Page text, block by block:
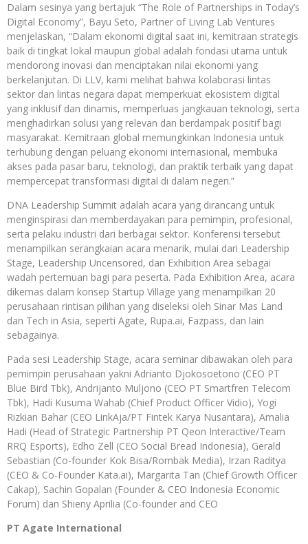
Dalam sesinya yang bertajuk “The Role of Partnerships in Today’s
Digital Economy”, Bayu Seto, Partner of Living Lab Ventures
menjelaskan, “Dalam ekonomi digital saat ini, kemitraan strategis
baik di tingkat lokal maupun global adalah fondasi utama untuk
mendorong inovasi dan menciptakan nilai ekonomi yang
berkelanjutan. Di LLV, kami melihat bahwa kolaborasi lintas
sektor dan lintas negara dapat memperkuat ekosistem digital
yang inklusif dan dinamis, memperluas jangkauan teknologi, serta
menghadirkan solusi yang relevan dan berdampak positif bagi
masyarakat. Kemitraan global memungkinkan Indonesia untuk
terhubung dengan peluang ekonomi internasional, membuka
akses pada pasar baru, teknologi, dan praktik terbaik yang dapat
mempercepat transformasi digital di dalam negeri.”
DNA Leadership Summit adalah acara yang dirancang untuk
menginspirasi dan memberdayakan para pemimpin, profesional,
serta pelaku industri dari berbagai sektor. Konferensi tersebut
menampilkan serangkaian acara menarik, mulai dari Leadership
Stage, Leadership Uncensored, dan Exhibition Area sebagai
wadah pertemuan bagi para peserta. Pada Exhibition Area, acara
dikemas dalam konsep Startup Village yang menampilkan 20
perusahaan rintisan pilihan yang diseleksi oleh Sinar Mas Land
dan Tech in Asia, seperti Agate, Rupa.ai, Fazpass, dan lain
sebagainya.
Pada sesi Leadership Stage, acara seminar dibawakan oleh para
pemimpin perusahaan yakni Adrianto Djokosoetono (CEO PT
Blue Bird Tbk), Andrijanto Muljono (CEO PT Smartfren Telecom
Tbk), Hadi Kusuma Wahab (Chief Product Officer Vidio), Yogi
Rizkian Bahar (CEO LinkAja/PT Fintek Karya Nusantara), Amalia
Hadi (Head of Strategic Partnership PT Qeon Interactive/Team
RRQ Esports), Edho Zell (CEO Social Bread Indonesia), Gerald
Sebastian (Co-founder Kok Bisa/Rombak Media), Irzan Raditya
(CEO & Co-Founder Kata.ai), Margarita Tan (Chief Growth Officer
Cakap), Sachin Gopalan (Founder & CEO Indonesia Economic
Forum) dan Shieny Aprilia (Co-founder and CEO
PT Agate International